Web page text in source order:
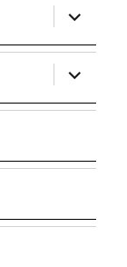
ouvrir
le
sous-
menu
ouvrir
le
sous-
menu